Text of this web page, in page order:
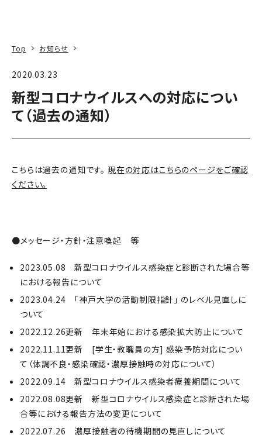
Top お知らせ
2020.03.23
新型コロナウイルスへの対応につい
て（過去の通知）
こちらは過去の通知です。 現在の対応はこちらのページをご確認
ください。
●メッセージ・方針・注意喚起 等
2023.05.08 新型コロナウイルス感染症と診断された場合等
における報告について
2023.04.24 「神戸大学の活動制限指針」 のレベル見直しに
ついて
2022.12.26更新 年末年始における感染拡大防止について
2022.11.11更新 [学生・教職員の方] 感染予防対応につい
て（体調不良・感染確認・濃厚接触時の対応について）
2022.09.14 新型コロナウイルス感染者療養期間について
2022.08.08更新 新型コロナウイルス感染症と診断された場
合等における報告方法の変更について
2022.07.26 濃厚接触者の待機期間の見直しについて